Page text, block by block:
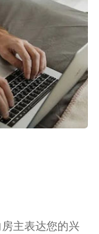
主表达您的兴